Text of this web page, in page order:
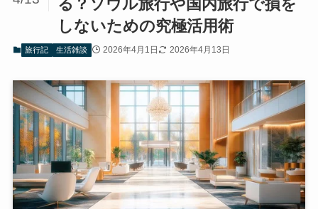
る？ソウル旅行や国内旅行で損を
しないための究極活用術
旅行記 生活雑談 2026年4月1日 2026年4月13日